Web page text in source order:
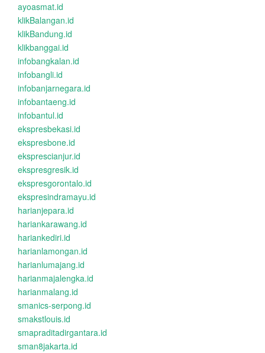
ayoasmat.id
klikBalangan.id
klikBandung.id
klikbanggai.id
infobangkalan.id
infobangli.id
infobanjarnegara.id
infobantaeng.id
infobantul.id
ekspresbekasi.id
ekspresbone.id
eksprescianjur.id
ekspresgresik.id
ekspresgorontalo.id
ekspresindramayu.id
harianjepara.id
hariankarawang.id
hariankediri.id
harianlamongan.id
harianlumajang.id
harianmajalengka.id
harianmalang.id
smanics-serpong.id
smakstlouis.id
smapraditadirgantara.id
sman8jakarta.id